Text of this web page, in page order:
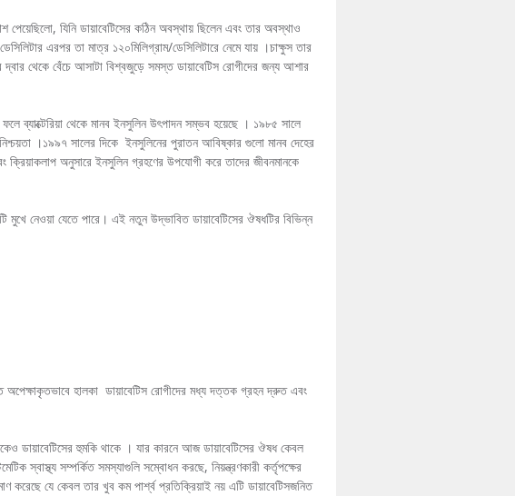
পেয়েছিলো, যিনি ডায়াবেটিসের কঠিন অবস্থায় ছিলেন এবং তার অবস্থাও
এরপর তা মাত্র ১২০মিলিগ্রাম/ডেসিলিটারে নেমে যায় ।চাক্ষুস তার
থেকে বেঁচে আসাটা বিশ্বজুড়ে সমস্ত ডায়াবেটিস রোগীদের জন্য আশার
ব্যাক্টেরিয়া থেকে মানব ইনসুলিন উৎপাদন সম্ভব হয়েছে । ১৯৮৫ সালে
।১৯৯৭ সালের দিকে ইনসুলিনের পুরাতন আবিষ্কার গুলো মানব দেহের
ক্রিয়াকলাপ অনুসারে ইনসুলিন গ্রহণের উপযোগী করে তাদের জীবনমানকে
মুখে নেওয়া যেতে পারে। এই নতুন উদ্ভাবিত ডায়াবেটিসের ঔষধটির বিভিন্ন
অপেক্ষাকৃতভাবে হালকা ডায়াবেটিস রোগীদের মধ্য দত্তক গ্রহন দ্রুত এবং
ডায়াবেটিসের হুমকি থাকে । যার কারনে আজ ডায়াবেটিসের ঔষধ কেবল
স্বাস্থ্য সম্পর্কিত সমস্যাগুলি সম্বোধন করছে, নিয়ন্ত্রণকারী কর্তৃপক্ষের
করেছে যে কেবল তার খুব কম পার্শ্ব প্রতিক্রিয়াই নয় এটি ডায়াবেটিসজনিত